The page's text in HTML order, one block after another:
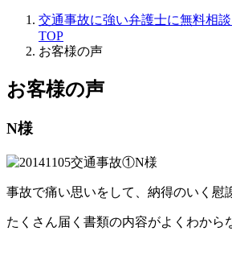
交通事故に強い弁護士に無料相
TOP
お客様の声
お客様の声
N様
事故で痛い思いをして、納得のいく慰
たくさん届く書類の内容がよくわから